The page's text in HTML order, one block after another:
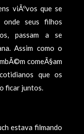
viÃºvos que se
onde seus filhos
passam a se
Assim como o
comeÃ§am
que os
ficar juntos.
estava filmando